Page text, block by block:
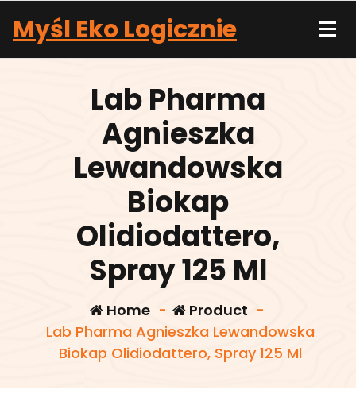
content
Myśl Eko Logicznie
Lab Pharma
Agnieszka
Lewandowska
Biokap
Olidiodattero,
Spray 125 Ml
Home- Product -
Lab Pharma Agnieszka Lewandowska
Biokap Olidiodattero, Spray 125 Ml